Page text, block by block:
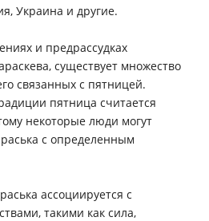
Украина и другие.
и предрассудках
существует множество
связанных с пятницей.
пятница считается
некоторые люди могут
с определенным
ассоциируется с
такими как сила,